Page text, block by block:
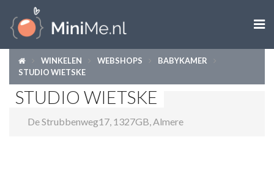

ZWANGER WORDEN
ZWANGER
BABY
WINKELEN WEBSHOPS
BABYKAMER
STUDIO WIETSKE
STUDIO WIETSKE
De Strubbenweg17, 1327GB,Almere